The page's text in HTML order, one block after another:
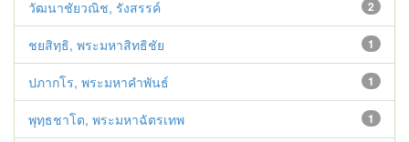
2
วัฒนาชัยวณิช, รังสรรค์
1
ชยสิทฺธิ, พระมหาสิทธิชัย
1
ปภากโร, พระมหาคำพันธ์
1
พุทฺธชาโต, พระมหาฉัตรเทพ